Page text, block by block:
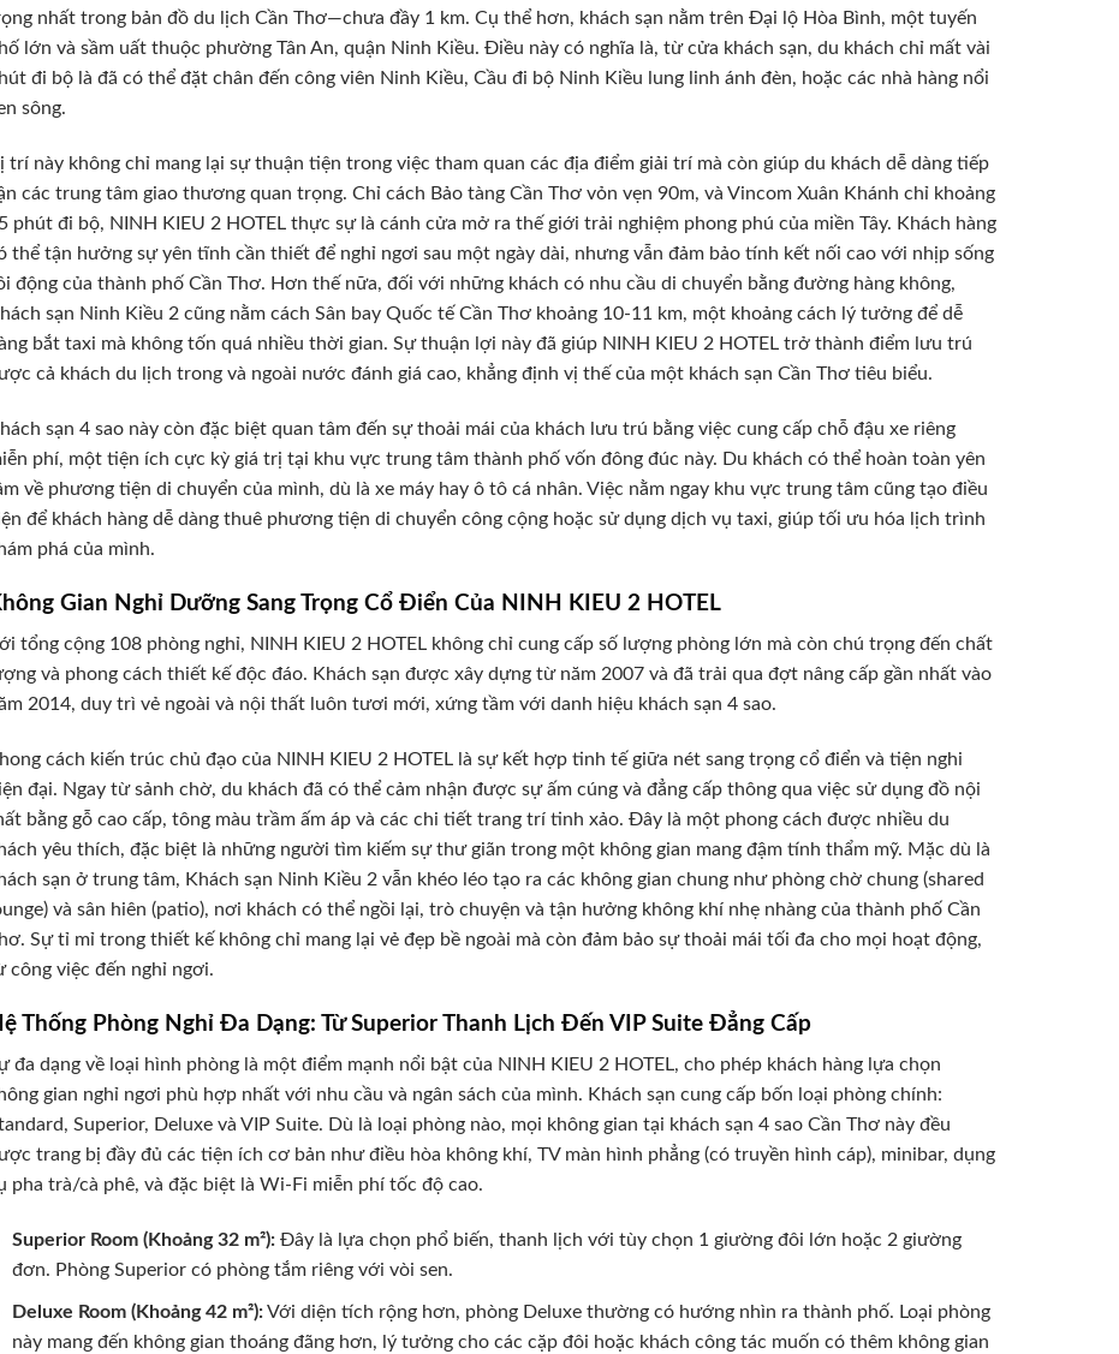
nhất trong bản đồ du lịch Cần Thơ—chưa đầy 1 km. Cụ thể hơn, khách sạn nằm trên Đại lộ Hòa Bình, một tuyến
lớn và sầm uất thuộc phường Tân An, quận Ninh Kiều. Điều này có nghĩa là, từ cửa khách sạn, du khách chỉ mất vài
đi bộ là đã có thể đặt chân đến công viên Ninh Kiều, Cầu đi bộ Ninh Kiều lung linh ánh đèn, hoặc các nhà hàng nổi
sông.
trí này không chỉ mang lại sự thuận tiện trong việc tham quan các địa điểm giải trí mà còn giúp du khách dễ dàng tiếp
các trung tâm giao thương quan trọng. Chỉ cách Bảo tàng Cần Thơ vỏn vẹn 90m, và Vincom Xuân Khánh chỉ khoảng
phút đi bộ, NINH KIEU 2 HOTEL thực sự là cánh cửa mở ra thế giới trải nghiệm phong phú của miền Tây. Khách hàng
thể tận hưởng sự yên tĩnh cần thiết để nghỉ ngơi sau một ngày dài, nhưng vẫn đảm bảo tính kết nối cao với nhịp sống
động của thành phố Cần Thơ. Hơn thế nữa, đối với những khách có nhu cầu di chuyển bằng đường hàng không,
sạn Ninh Kiều 2 cũng nằm cách Sân bay Quốc tế Cần Thơ khoảng 10-11 km, một khoảng cách lý tưởng để dễ
bắt taxi mà không tốn quá nhiều thời gian. Sự thuận lợi này đã giúp NINH KIEU 2 HOTEL trở thành điểm lưu trú
cả khách du lịch trong và ngoài nước đánh giá cao, khẳng định vị thế của một khách sạn Cần Thơ tiêu biểu.
sạn 4 sao này còn đặc biệt quan tâm đến sự thoải mái của khách lưu trú bằng việc cung cấp chỗ đậu xe riêng
phí, một tiện ích cực kỳ giá trị tại khu vực trung tâm thành phố vốn đông đúc này. Du khách có thể hoàn toàn yên
về phương tiện di chuyển của mình, dù là xe máy hay ô tô cá nhân. Việc nằm ngay khu vực trung tâm cũng tạo điều
để khách hàng dễ dàng thuê phương tiện di chuyển công cộng hoặc sử dụng dịch vụ taxi, giúp tối ưu hóa lịch trình
phá của mình.
Gian Nghỉ Dưỡng Sang Trọng Cổ Điển Của NINH KIEU 2 HOTEL
tổng cộng 108 phòng nghỉ, NINH KIEU 2 HOTEL không chỉ cung cấp số lượng phòng lớn mà còn chú trọng đến chất
và phong cách thiết kế độc đáo. Khách sạn được xây dựng từ năm 2007 và đã trải qua đợt nâng cấp gần nhất vào
2014, duy trì vẻ ngoài và nội thất luôn tươi mới, xứng tầm với danh hiệu khách sạn 4 sao.
cách kiến trúc chủ đạo của NINH KIEU 2 HOTEL là sự kết hợp tinh tế giữa nét sang trọng cổ điển và tiện nghi
đại. Ngay từ sảnh chờ, du khách đã có thể cảm nhận được sự ấm cúng và đẳng cấp thông qua việc sử dụng đồ nội
bằng gỗ cao cấp, tông màu trầm ấm áp và các chi tiết trang trí tinh xảo. Đây là một phong cách được nhiều du
yêu thích, đặc biệt là những người tìm kiếm sự thư giãn trong một không gian mang đậm tính thẩm mỹ. Mặc dù là
sạn ở trung tâm, Khách sạn Ninh Kiều 2 vẫn khéo léo tạo ra các không gian chung như phòng chờ chung (shared
và sân hiên (patio), nơi khách có thể ngồi lại, trò chuyện và tận hưởng không khí nhẹ nhàng của thành phố Cần
Sự tỉ mỉ trong thiết kế không chỉ mang lại vẻ đẹp bề ngoài mà còn đảm bảo sự thoải mái tối đa cho mọi hoạt động,
công việc đến nghỉ ngơi.
Thống Phòng Nghỉ Đa Dạng: Từ Superior Thanh Lịch Đến VIP Suite Đẳng Cấp
đa dạng về loại hình phòng là một điểm mạnh nổi bật của NINH KIEU 2 HOTEL, cho phép khách hàng lựa chọn
gian nghỉ ngơi phù hợp nhất với nhu cầu và ngân sách của mình. Khách sạn cung cấp bốn loại phòng chính:
Superior, Deluxe và VIP Suite. Dù là loại phòng nào, mọi không gian tại khách sạn 4 sao Cần Thơ này đều
trang bị đầy đủ các tiện ích cơ bản như điều hòa không khí, TV màn hình phẳng (có truyền hình cáp), minibar, dụng
pha trà/cà phê, và đặc biệt là Wi-Fi miễn phí tốc độ cao.
Superior Room (Khoảng 32 m²):Đây là lựa chọn phổ biến, thanh lịch với tùy chọn 1 giường đôi lớn hoặc 2 giường
đơn. Phòng Superior có phòng tắm riêng với vòi sen.
Deluxe Room (Khoảng 42 m²):Với diện tích rộng hơn, phòng Deluxe thường có hướng nhìn ra thành phố. Loại phòng
này mang đến không gian thoáng đãng hơn, lý tưởng cho các cặp đôi hoặc khách công tác muốn có thêm không gian